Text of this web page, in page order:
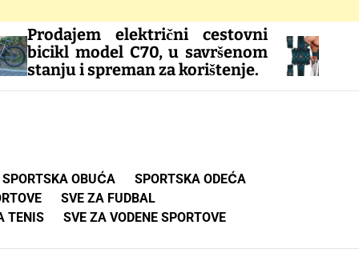
električni cestovni
C70, u savršenom
za korištenje.
EMS ABS
Trbušnjake
fitness
toniranje kod
SPORTSKA OBUĆA
SPORTSKA ODEĆA
SVE ZA FUDBAL
TENIS
SVE ZA VODENE SPORTOVE